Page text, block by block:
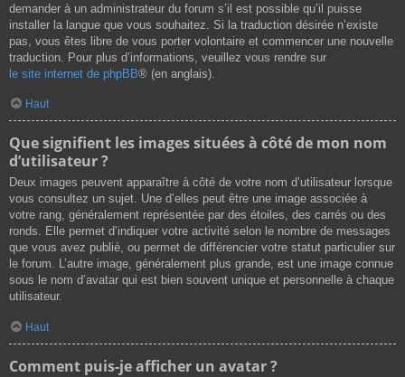
demander à un administrateur du forum s’il est possible qu’il puisse
installer la langue que vous souhaitez. Si la traduction désirée n’existe
pas, vous êtes libre de vous porter volontaire et commencer une nouvelle
traduction. Pour plus d’informations, veuillez vous rendre sur
le site internet de phpBB® (en anglais).
Haut
Que signifient les images situées à côté de mon nom
d’utilisateur ?
Deux images peuvent apparaître à côté de votre nom d’utilisateur lorsque
vous consultez un sujet. Une d’elles peut être une image associée à
votre rang, généralement représentée par des étoiles, des carrés ou des
ronds. Elle permet d’indiquer votre activité selon le nombre de messages
que vous avez publié, ou permet de différencier votre statut particulier sur
le forum. L’autre image, généralement plus grande, est une image connue
sous le nom d’avatar qui est bien souvent unique et personnelle à chaque
utilisateur.
Haut
Comment puis-je afficher un avatar ?